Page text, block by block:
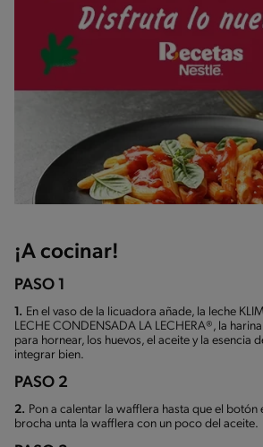
¡A cocinar!
PASO 1
1. En el vaso de la licuadora añade, la leche
LECHE CONDENSADA LA LECHERA®, la
para hornear, los huevos, el aceite y la esencia
integrar bien.
PASO 2
2. Pon a calentar la wafflera hasta que el botón
brocha unta la wafflera con un poco del aceite.